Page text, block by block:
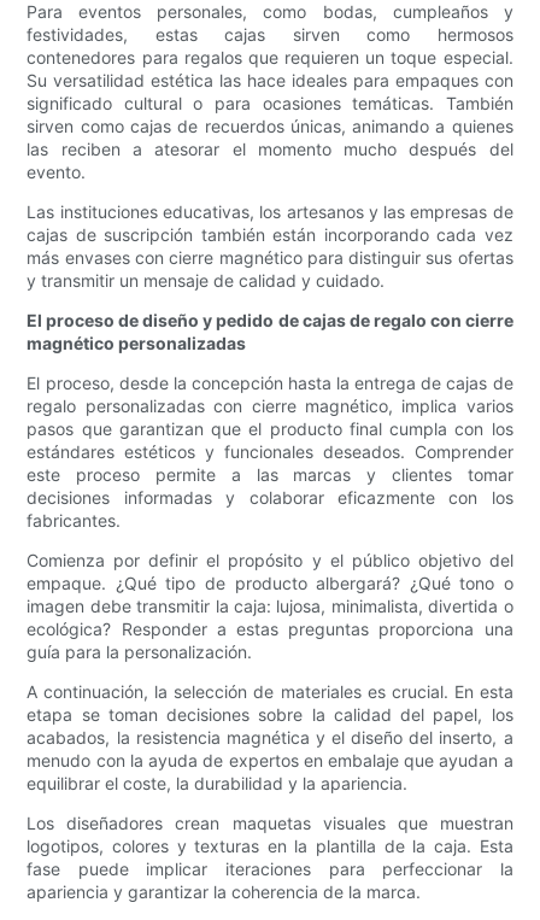
Para eventos personales, como bodas, cumpleaños y
festividades, estas cajas sirven como hermosos
contenedores para regalos que requieren un toque especial.
Su versatilidad estética las hace ideales para empaques con
significado cultural o para ocasiones temáticas. También
sirven como cajas de recuerdos únicas, animando a quienes
las reciben a atesorar el momento mucho después del
evento.
Las instituciones educativas, los artesanos y las empresas de
cajas de suscripción también están incorporando cada vez
más envases con cierre magnético para distinguir sus ofertas
y transmitir un mensaje de calidad y cuidado.
El proceso de diseño y pedido de cajas de regalo con cierre
magnético personalizadas
El proceso, desde la concepción hasta la entrega de cajas de
regalo personalizadas con cierre magnético, implica varios
pasos que garantizan que el producto final cumpla con los
estándares estéticos y funcionales deseados. Comprender
este proceso permite a las marcas y clientes tomar
decisiones informadas y colaborar eficazmente con los
fabricantes.
Comienza por definir el propósito y el público objetivo del
empaque. ¿Qué tipo de producto albergará? ¿Qué tono o
imagen debe transmitir la caja: lujosa, minimalista, divertida o
ecológica? Responder a estas preguntas proporciona una
guía para la personalización.
A continuación, la selección de materiales es crucial. En esta
etapa se toman decisiones sobre la calidad del papel, los
acabados, la resistencia magnética y el diseño del inserto, a
menudo con la ayuda de expertos en embalaje que ayudan a
equilibrar el coste, la durabilidad y la apariencia.
Los diseñadores crean maquetas visuales que muestran
logotipos, colores y texturas en la plantilla de la caja. Esta
fase puede implicar iteraciones para perfeccionar la
apariencia y garantizar la coherencia de la marca.